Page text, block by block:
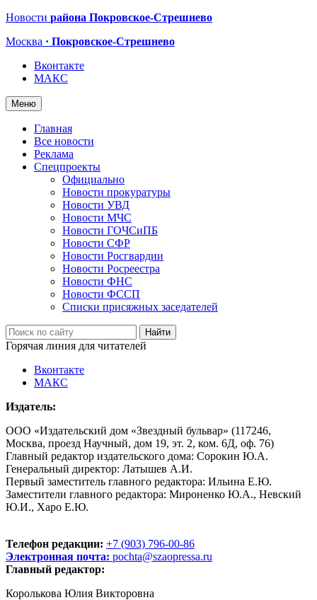
Новости района Покровское-Стрешнево
Москва · Покровское-Стрешнево
Вконтакте
МАКС
Меню
Главная
Все новости
Реклама
Спецпроекты
Официально
Новости прокуратуры
Новости УВД
Новости МЧС
Новости ГОЧСиПБ
Новости СФР
Новости Росгвардии
Новости Росреестра
Новости ФНС
Новости ФССП
Списки присяжных заседателей
Горячая линия для читателей
Вконтакте
МАКС
Издатель:
ООО «Издательский дом «Звездный бульвар» (117246,
Москва, проезд Научный, дом 19, эт. 2, ком. 6Д, оф. 76)
Главный редактор издательского дома: Сорокин Ю.А.
Генеральный директор: Латышев А.И.
Первый заместитель главного редактора: Ильина Е.Ю.
Заместители главного редактора: Мироненко Ю.А., Невский
Ю.И., Харо Е.Ю.
Телефон редакции: +7 (903) 796-00-86
Электронная почта: pochta@szaopressa.ru
Главный редактор:
Королькова Юлия Викторовна